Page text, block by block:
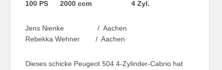
100 PS 2000 ccm 4 Zyl.
Jens Nienke / Aachen
Rebekka Wehner / Aachen
Dieses schicke Peugeot 504 4-Zylinder-Cabrio hat